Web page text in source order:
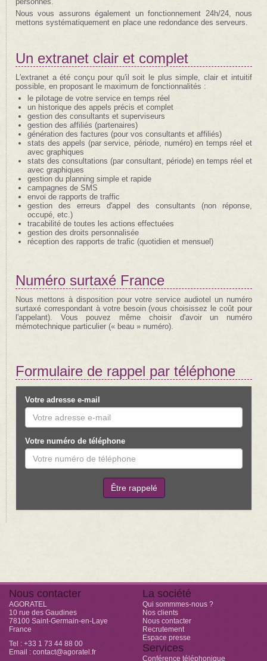
Nous vous assurons également un fonctionnement 24h/24, nous
mettons systématiquement en place une redondance des serveurs.
Un extranet clair et complet
L'extranet a été conçu pour qu'il soit le plus simple, clair et intuitif
possible, en proposant le maximum de fonctionnalités :
le pilotage de votre service en temps réel
un historique des appels précis et complet
gestion des consultants et superviseurs
gestion des affiliés (partenaires)
génération des factures (pour vos consultants et affiliés)
stats des appels (par service, période, numéro) en temps réel et
avec graphiques
stats des consultations (par consultant, période) en temps réel et
avec graphiques
gestion du planning simple et rapide
campagnes de SMS
envoi de rapports de traffic
gestion des erreurs d'appel des consultants (non réponse,
occupé, etc.)
tracabilité de toutes les actions effectuées
gestion des droits personnalisée
réception des rapports de trafic (quotidien et mensuel)
Numéro surtaxé France
Nous mettons à disposition pour votre service audiotel un numéro
surtaxé correspondant à votre besoin (vous choisissez le coût pour
l'appelant). Vous pouvez même choisir d'avoir un numéro
mémotechnique particulier (« beau » numéro).
Formulaire de rappel par téléphone
Votre adresse e-mail
Votre numéro de téléphone
Être rappelé
Nous contacter
AGORATEL
10 rue des Gaudines
78100 Saint-Germain-en-Laye
France
Tel : +33 1 73 44 88 00
Email : contact@agoratel.fr
La société
Qui sommmes-nous ?
Nos clients
Nous contacter
Recrutement
Espace presse
Services
Conférence téléphonique